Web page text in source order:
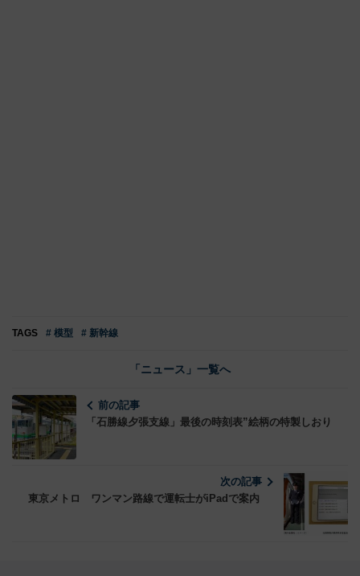
TAGS # 模型 # 新幹線
「ニュース」一覧へ
前の記事
「石勝線夕張支線」最後の時刻表”絵柄の特製しおり
次の記事
東京メトロ ワンマン路線で運転士がiPadで案内